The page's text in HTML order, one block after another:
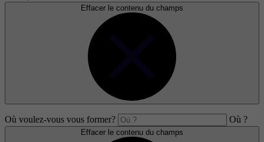
Effacer le contenu du champs
Où voulez-vous vous former? Où ?
Effacer le contenu du champs